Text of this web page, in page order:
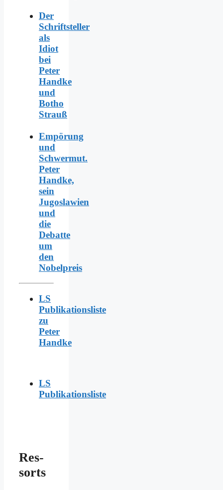
Der
Schriftsteller
als
Idiot
bei
Peter
Handke
und
Botho
Strauß
Empörung
und
Schwermut.
Peter
Handke,
sein
Jugoslawien
und
die
Debatte
um
den
Nobelpreis
LS
Publikationsliste
zu
Peter
Handke
LS
Publikationsliste
Res­
sorts